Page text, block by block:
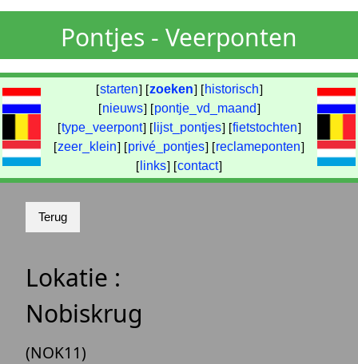
Pontjes - Veerponten
[starten] [zoeken] [ historisch]
[nieuws] [pontje_vd_maand]
[type_veerpont] [ lijst_pontjes] [fietstochten]
[zeer_klein] [privé_pontjes] [reclameponten]
[ links] [contact]
Lokatie :
Nobiskrug
(NOK11)